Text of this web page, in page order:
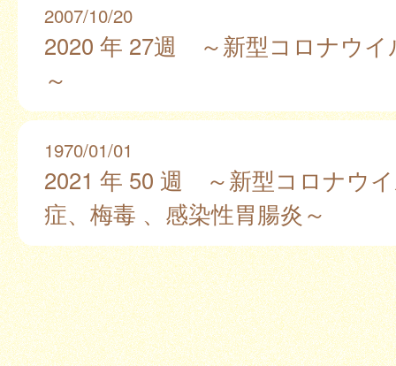
2007/10/20
2020 年 27週 ～新型コロナウイ
～
1970/01/01
2021 年 50 週 ～新型コロナウ
症、梅毒 、感染性胃腸炎～